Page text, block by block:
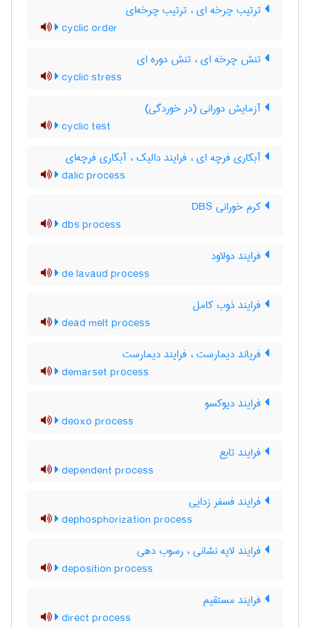
ترتیب چرخه ای ، ترتیب چرخه‌ای
cyclic order
تنش چرخه ای ، تنش دوره ای
cyclic stress
آزمایش دورانی (در خوردگی)
cyclic test
آبکاری فرچه ای ، فرایند دالیک ، آبکاری فرچه‌ای
dalic process
کرم خورانی DBS
dbs process
فرایند دولاود
de lavaud process
فرایند ذوب کامل
dead melt process
فریاند دیمارست ، فرایند دیمارست
demarset process
فرایند دیوکسو
deoxo process
فرایند تابع
dependent process
فرایند فسفر زدایی
dephosphorization process
فرایند لایه نشانی ، رسوب دهی
deposition process
فرایند مستقیم
direct process